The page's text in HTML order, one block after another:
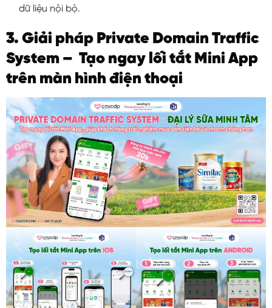
dữ liệu nội bộ.
3. Giải pháp Private Domain Traffic
System – Tạo ngay lối tắt Mini App
trên màn hình điện thoại